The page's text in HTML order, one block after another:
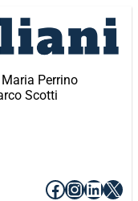
Perrino
Scotti
Facebook
X